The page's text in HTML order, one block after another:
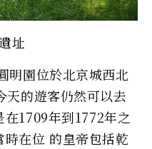
址
明園位於北京城西北
天的遊客仍然可以去
1709年到1772年之
在位 的皇帝包括乾